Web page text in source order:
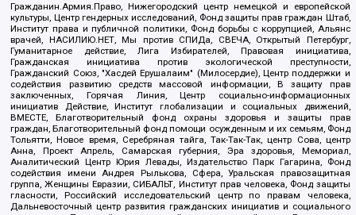
Гражданин.Армия.Право, Нижегородский центр немецкой и европейской
культуры, Центр гендерных исследований, Фонд защиты прав граждан Штаб,
Институт права и публичной политики, Фонд борьбы с коррупцией, Альянс
врачей, НАСИЛИЮ.НЕТ, Мы против СПИДа, СВЕЧА, Открытый Петербург,
Гуманитарное действие, Лига Избирателей, Правовая инициатива,
Гражданская инициатива против экологической преступности,
Гражданский Союз, "Хасдей Ерушалаим" (Милосердие), Центр поддержки и
содействия развитию средств массовой информации, В защиту прав
заключенных, Горячая Линия, Центр социально-информационных
инициатив Действие, Институт глобализации и социальных движений,
ВМЕСТЕ, Благотворительный фонд охраны здоровья и защиты прав
граждан, Благотворительный фонд помощи осужденным и их семьям, Фонд
Тольятти, Новое время, Серебряная тайга, Так-Так-Так, центр Сова, центр
Анна, Проект Апрель, Самарская губерния, Эра здоровья, Мемориал,
Аналитический Центр Юрия Левады, Издательство Парк Гагарина, Фонд
содействия имени Андрея Рылькова, Сфера, Уральская правозащитная
группа, Женщины Евразии, СИБАЛЬТ, Институт прав человека, Фонд защиты
гласности, Российский исследовательский центр по правам человека,
Дальневосточный центр развития гражданских инициатив и социального